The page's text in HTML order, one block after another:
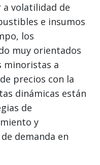
volatilidad de
e insumos
los
muy orientados
minoristas a
precios con la
dinámicas están
de
y
demanda en